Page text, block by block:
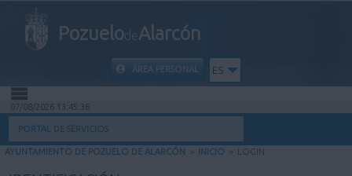
PozuelodeAlarcón
ÁREA PERSONAL ES
INICIO
07/08/2026 13:45:36
PORTAL DE SERVICIOS
AYUNTAMIENTO DE POZUELO DE ALARCÓN > INICIO > LOGIN